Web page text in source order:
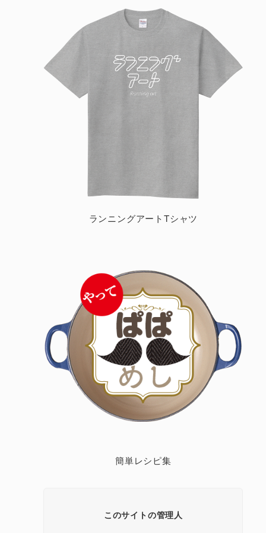
ランニングアートTシャツ
簡単レシピ集
このサイトの管理人